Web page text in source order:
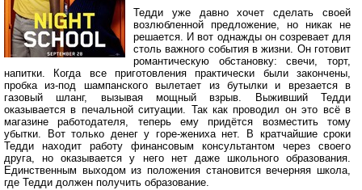
Тедди уже давно хочет сделать своей
возлюбленной предложение, но никак не
решается. И вот однажды он созревает для
столь важного события в жизни. Он готовит
романтическую обстановку: свечи, торт,
напитки. Когда все приготовления практически были закончены,
пробка из-под шампанского вылетает из бутылки и врезается в
газовый шланг, вызывая мощный взрыв. Выживший Тедди
оказывается в печальной ситуации. Так как проводил он это всё в
магазине работодателя, теперь ему придётся возместить тому
убытки. Вот только денег у горе-жениха нет. В кратчайшие сроки
Тедди находит работу финансовым консультантом через своего
друга, но оказывается у него нет даже школьного образования.
Единственным выходом из положения становится вечерняя школа,
где Тедди должен получить образование.